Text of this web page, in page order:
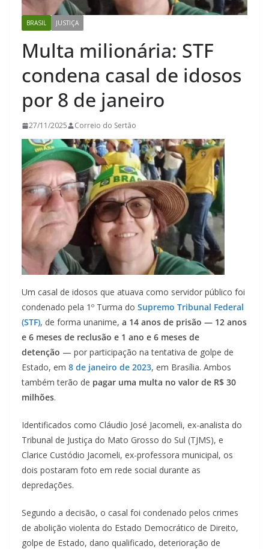
BRASIL JUSTIÇA
Multa milionária: STF
condena casal de idosos
por 8 de janeiro
27/11/2025 Correio do Sertão
Um casal de idosos que atuava como servidor público foi
condenado pela 1º Turma do Supremo Tribunal Federal
(STF), de forma unanime, a 14 anos de prisão — 12 anos
e 6 meses de reclusão e 1 ano e 6 meses de
detenção — por participação na tentativa de golpe de
Estado, em 8 de janeiro de 2023, em Brasília. Ambos
também terão de pagar uma multa no valor de R$ 30
milhões.
Identificados como Cláudio José Jacomeli, ex-analista do
Tribunal de Justiça do Mato Grosso do Sul (TJMS), e
Clarice Custódio Jacomeli, ex-professora municipal, os
dois postaram foto em rede social durante as
depredações.
Segundo a decisão, o casal foi condenado pelos crimes
de abolição violenta do Estado Democrático de Direito,
golpe de Estado, dano qualificado, deterioração de